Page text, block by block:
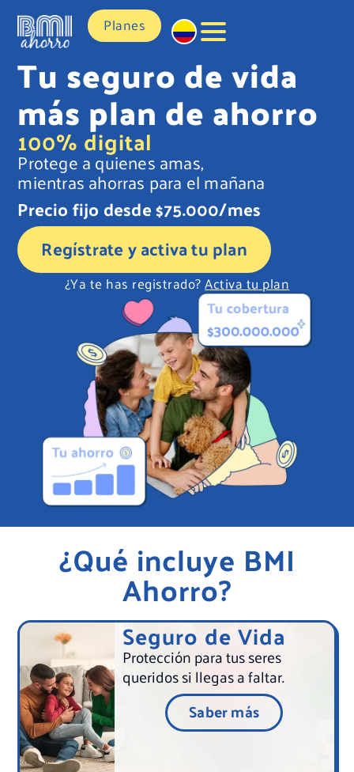
Planes
Tu seguro de vida
más plan de ahorro
100% digital
Protege a quienes amas,
mientras ahorras para el mañana
Precio fijo desde $75.000/mes
Regístrate y activa tu plan
¿Ya te has registrado?Activa tu plan
¿Qué incluye BMI
Ahorro?
Seguro de Vida
Protección para tus seres
queridos si llegas a faltar.
Saber más